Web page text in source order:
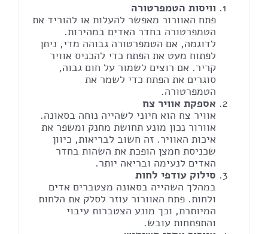
וויסות הטמפרטורה
פתח האוורור מאפשר להעלות או להוריד את
הטמפרטורה בחדר האדים במהירות.
לדוגמה, אם הטמפרטורה גבוהה מדי, ניתן
לפתוח מעט את הפתח כדי להכניס אוויר
קריר. אם רוצים לשמור על חום גבוה,
סוגרים את הפתח כדי לשמר את
הטמפרטורה.
אספקת אוויר צח
אוויר צח הוא חיוני לשהייה נוחה בסאונה.
אוורור נכון מונע תחושת מחנק ומשפר את
איכות האוויר. זה חשוב לבריאות, כיוון
שכניסת חמצן הופכת את השהות בחדר
האדים לנעימה ובריאה יותר.
סילוק עודפי לחות
במהלך השהייה בסאונה מצטברים אדים
ולחות. פתח האוורור עוזר לסלק את הלחות
המיותרת, וכך מונע הצטברות עיבוי
והתפתחות עובש.